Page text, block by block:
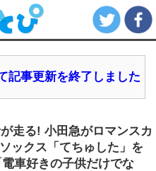
記事更新を終了しました
走る! 小田急がロマンスカ
ックス「てちゅした」を
車好きの子供だけでな